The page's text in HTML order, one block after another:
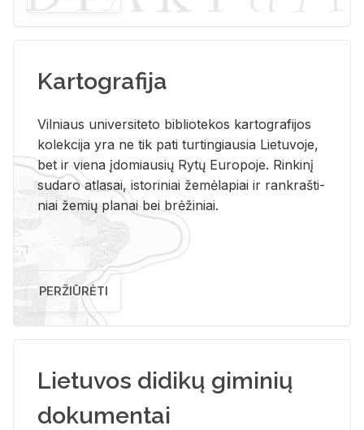
Kartografija
Vil­niaus uni­ver­si­te­to bi­b­lio­te­kos kar­to­gra­fi­jos
ko­lek­ci­ja yra ne tik pati tur­tin­giau­sia Lie­tu­vo­je,
bet ir vie­na įdo­miau­sių Rytų Eu­ro­po­je. Rin­ki­nį
su­da­ro at­la­sai, is­to­ri­niai že­mė­la­piai ir rank­raš­ti­
niai že­mių pla­nai bei brė­ži­niai.
PERŽIŪRĖTI
Lietuvos didikų giminių
dokumentai